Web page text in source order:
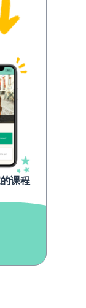
课程